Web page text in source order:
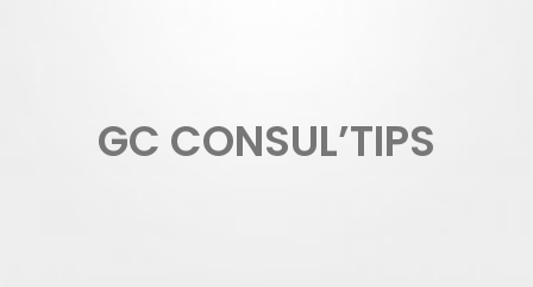
NOTRE BLOGGC CONSUL’TIPS